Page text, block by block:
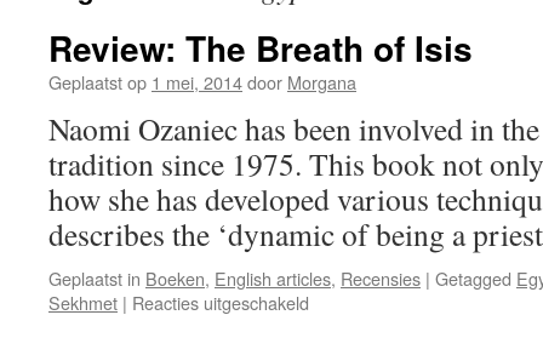
Review: The Breath of Isis
Geplaatst op 1 mei, 2014door Morgana
Naomi Ozaniec has been involved in
tradition since 1975. This book not
how she has developed various
describes the ‘dynamic of being a
Geplaatst in Boeken, English articles, Recensies | Getagged
Sekhmet | Reacties uitgeschakeld